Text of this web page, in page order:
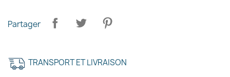
Partager
TRANSPORT ET LIVRAISON